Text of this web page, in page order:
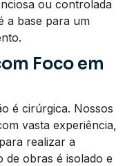
ou controlada
a base para um
Foco em
é cirúrgica. Nossos
vasta experiência,
realizar a
de obras é isolado e